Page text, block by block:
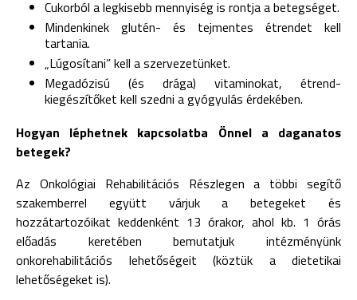
Cukorból a legkisebb mennyiség is rontja a betegséget.
Mindenkinek glutén- és tejmentes étrendet kell
tartania.
„Lúgosítani” kell a szervezetünket.
Megadózisú (és drága) vitaminokat, étrend-
kiegészítőket kell szedni a gyógyulás érdekében.
Hogyan léphetnek kapcsolatba Önnel a daganatos
betegek?
Az Onkológiai Rehabilitációs Részlegen a többi segítő
szakemberrel együtt várjuk a betegeket és
hozzátartozóikat keddenként 13 órakor, ahol kb. 1 órás
előadás keretében bemutatjuk intézményünk
onkorehabilitációs lehetőségeit (köztük a dietetikai
lehetőségeket is).